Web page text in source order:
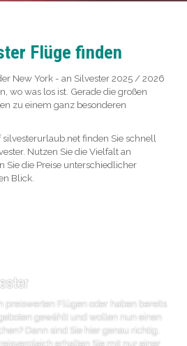
Flüge finden
New York - an Silvester 2025 / 2026
wo was los ist. Gerade die großen
zu einem ganz besonderen
finden Sie schnell
Nutzen Sie die Vielfalt an
Sie die Preise unterschiedlicher
Blick.
preiswerten Flügen oder haben bereits
gewählt und wollen nun einen
Dann sind Sie hier genau richtig.
erhalten Sie mit nur einer